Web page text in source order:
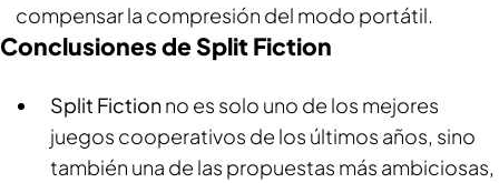
compensar la compresión del modo portátil.
Conclusiones de Split Fiction
Split Fictionno es solo uno de los mejores
juegos cooperativos de los últimos años, sino
también una de las propuestas más ambiciosas,